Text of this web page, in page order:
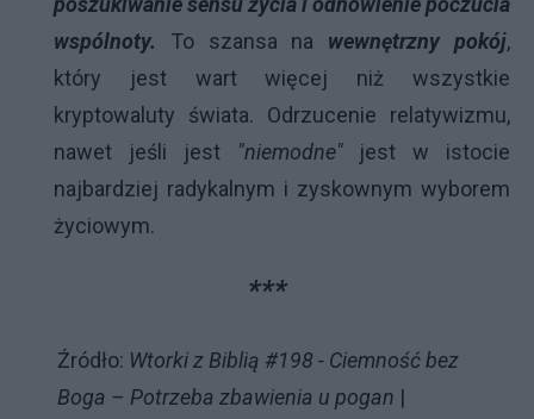
wspólnoty. To szansa na wewnętrzny pokój,
który jest wart więcej niż wszystkie
kryptowaluty świata. Odrzucenie relatywizmu,
nawet jeśli jest
"niemodne"jest w istocie
najbardziej radykalnym i zyskownym wyborem
życiowym.
***
Źródło: Wtorki z Biblią #198 - Ciemność bez
Boga – Potrzeba zbawienia u pogan |